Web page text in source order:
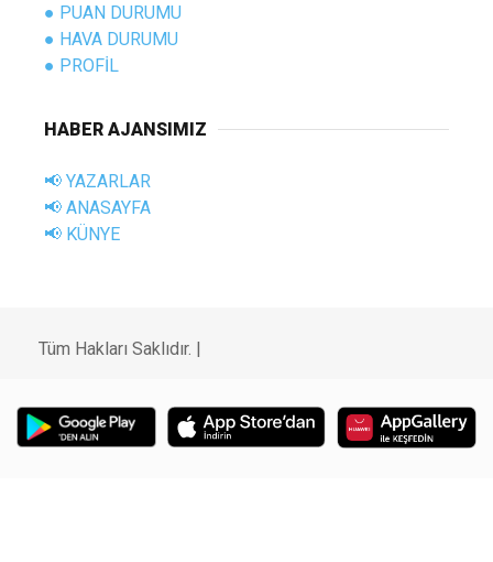
● PUAN DURUMU
● HAVA DURUMU
● PROFİL
HABER AJANSIMIZ
📢 YAZARLAR
📢 ANASAYFA
📢 KÜNYE
Tüm Hakları Saklıdır. |